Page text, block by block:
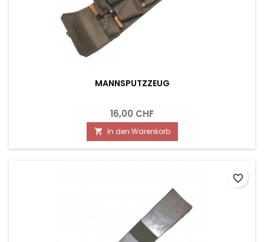
MANNSPUTZZEUG
16,00 CHF
 In den Warenkorb
favorite_border